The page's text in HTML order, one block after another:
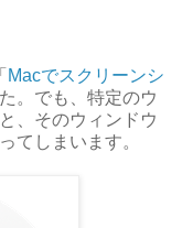
Macでスクリーンシ
。でも、特定のウ
、そのウィンドウ
てしまいます。